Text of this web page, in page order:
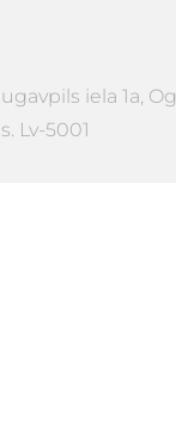
iela 1a,
Lv-5001